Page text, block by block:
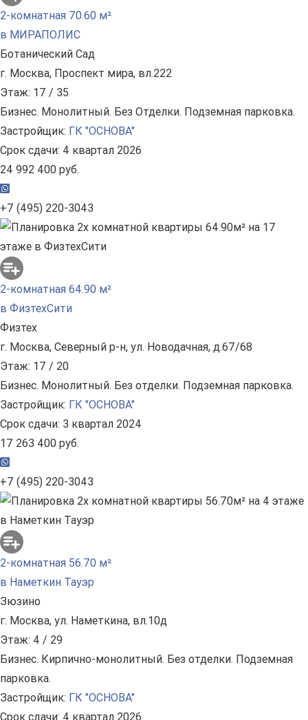
2-комнатная 70.60 м²
в МИРАПОЛИС
Ботанический Сад
г. Москва, Проспект мира, вл.222
Этаж: 17 / 35
Бизнес. Монолитный. Без Отделки. Подземная парковка.
Застройщик: ГК "ОСНОВА"
Срок сдачи: 4 квартал 2026
24 992 400 руб.
+7 (495) 220-3043
2-комнатная 64.90 м²
в ФизтехСити
Физтех
г. Москва, Северный р-н, ул. Новодачная, д.67/68
Этаж: 17 / 20
Бизнес. Монолитный. Без отделки. Подземная парковка.
Застройщик: ГК "ОСНОВА"
Срок сдачи: 3 квартал 2024
17 263 400 руб.
+7 (495) 220-3043
2-комнатная 56.70 м²
в Наметкин Тауэр
Зюзино
г. Москва, ул. Наметкина, вл.10д
Этаж: 4 / 29
Бизнес. Кирпично-монолитный. Без отделки. Подземная
парковка.
Застройщик: ГК "ОСНОВА"
Срок сдачи: 4 квартал 2026